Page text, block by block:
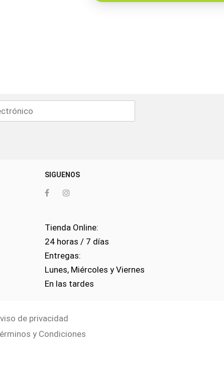
SIGUENOS
Tienda Online:
24 horas / 7 días
Entregas:
Lunes, Miércoles y Viernes
En las tardes
de privacidad
y Condiciones